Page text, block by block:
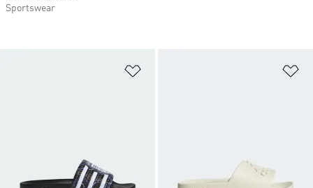
Sportswear